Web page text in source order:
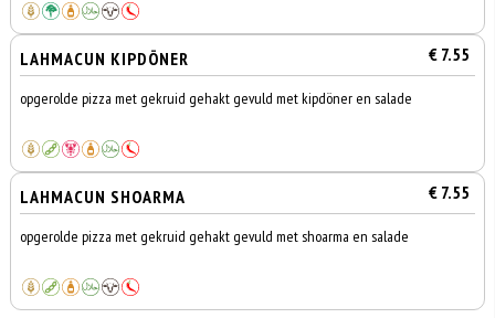
LAHMACUN KIPDÖNER € 7.55
opgerolde pizza met gekruid gehakt gevuld met kipdöner en salade
LAHMACUN SHOARMA € 7.55
opgerolde pizza met gekruid gehakt gevuld met shoarma en salade